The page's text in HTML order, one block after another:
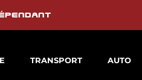
TRANSPORT AUTO